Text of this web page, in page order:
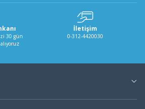
30 gün
İletişim
0-312-4420030